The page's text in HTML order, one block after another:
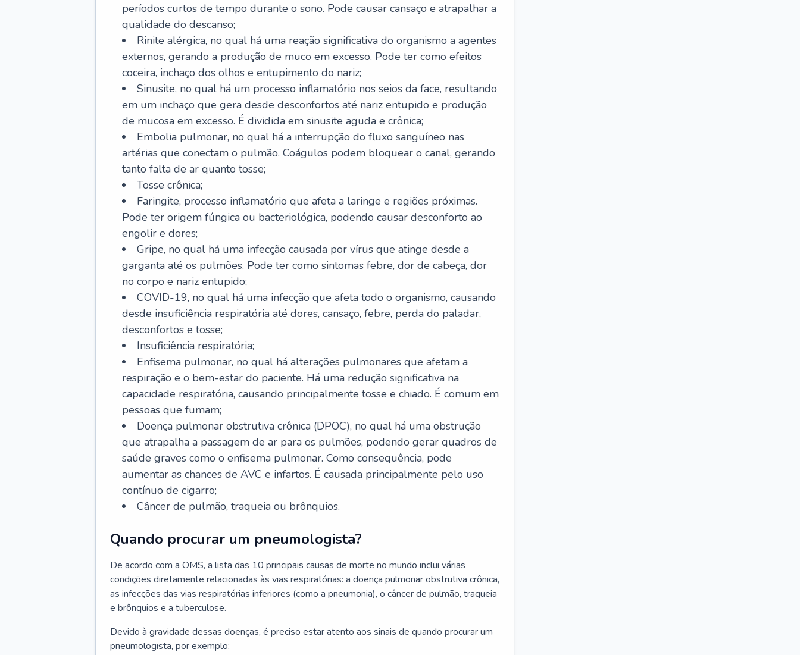
períodos curtos de tempo durante o sono. Pode causar cansaço e atrapalhar a
qualidade do descanso;
Rinite alérgica, no qual há uma reação significativa do organismo a agentes
externos, gerando a produção de muco em excesso. Pode ter como efeitos
coceira, inchaço dos olhos e entupimento do nariz;
Sinusite, no qual há um processo inflamatório nos seios da face, resultando
em um inchaço que gera desde desconfortos até nariz entupido e produção
de mucosa em excesso. É dividida em sinusite aguda e crônica;
Embolia pulmonar, no qual há a interrupção do fluxo sanguíneo nas
artérias que conectam o pulmão. Coágulos podem bloquear o canal, gerando
tanto falta de ar quanto tosse;
Tosse crônica;
Faringite, processo inflamatório que afeta a laringe e regiões próximas.
Pode ter origem fúngica ou bacteriológica, podendo causar desconforto ao
engolir e dores;
Gripe, no qual há uma infecção causada por vírus que atinge desde a
garganta até os pulmões. Pode ter como sintomas febre, dor de cabeça, dor
no corpo e nariz entupido;
COVID-19, no qual há uma infecção que afeta todo o organismo, causando
desde insuficiência respiratória até dores, cansaço, febre, perda do paladar,
desconfortos e tosse;
Insuficiência respiratória;
Enfisema pulmonar, no qual há alterações pulmonares que afetam a
respiração e o bem-estar do paciente. Há uma redução significativa na
capacidade respiratória, causando principalmente tosse e chiado. É comum em
pessoas que fumam;
Doença pulmonar obstrutiva crônica (DPOC), no qual há uma obstrução
que atrapalha a passagem de ar para os pulmões, podendo gerar quadros de
saúde graves como o enfisema pulmonar. Como consequência, pode
aumentar as chances de AVC e infartos. É causada principalmente pelo uso
contínuo de cigarro;
Câncer de pulmão, traqueia ou brônquios.
Quando procurar um pneumologista?
De acordo com a OMS, a lista das 10 principais causas de morte no mundo inclui várias
condições diretamente relacionadas às vias respiratórias: a doença pulmonar obstrutiva crônica,
as infecções das vias respiratórias inferiores (como a pneumonia), o câncer de pulmão, traqueia
e brônquios e a tuberculose.
Devido à gravidade dessas doenças, é preciso estar atento aos sinais de quando procurar um
pneumologista, por exemplo: